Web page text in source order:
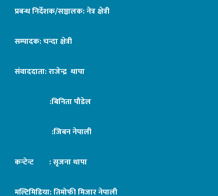
प्रबन्ध निर्देशक/सञ्चालक: नेत्र क्षेत्री
सम्पादक: चन्दा क्षेत्री
संवाददाता: राजेन्द्र थापा
:बिनिता पौडेल
:जिबन नेपाली
कन्टेन्ट : सृजना थापा
मल्टिमिडिया: तिमोफी मिजार नेपाली